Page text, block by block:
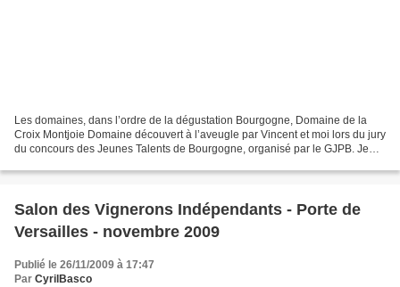
Les domaines, dans l’ordre de la dégustation Bourgogne, Domaine de la
Croix Montjoie Domaine découvert à l’aveugle par Vincent et moi lors du jury
du concours des Jeunes Talents de Bourgogne, organisé par le GJPB. Je
Salon des Vignerons Indépendants - Porte de
Versailles - novembre 2009
Publié le 26/11/2009 à 17:47
Par CyrilBasco